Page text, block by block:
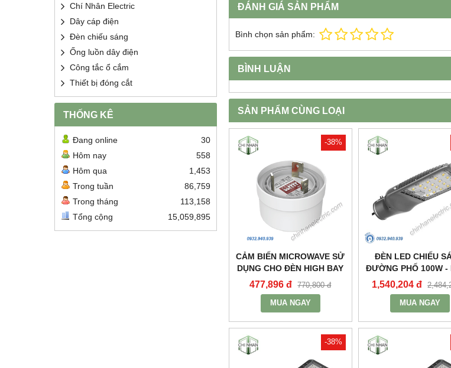
Chí Nhân Electric
Dây cáp điện
Đèn chiếu sáng
Ống luồn dây điện
Công tắc ổ cắm
Thiết bị đóng cắt
THỐNG KÊ
Đang online
30
Hôm nay
558
Hôm qua
1,453
Trong tuần
86,759
Trong tháng
113,158
Tổng cộng
15,059,895
ĐÁNH GIÁ SẢN PHẨM
Bình chọn sản phẩm:
BÌNH LUẬN
SẢN PHẨM CÙNG LOẠI
-38%
CẢM BIẾN MICROWAVE SỬ
DỤNG CHO ĐÈN HIGH BAY
NHÀ XƯỞNG HBE2_MPE
477,896 đ 770,800 đ
MUA NGAY
ĐÈN LED CHIẾU
ĐƯỜNG PHỐ 100W -
100 - MPE
1,540,204 đ
MUA NGAY
-38%